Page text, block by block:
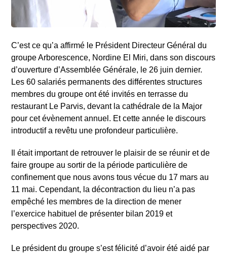
C’est ce qu’a affirmé le Président Directeur Général du
groupe Arborescence, Nordine El Miri, dans son discours
d’ouverture d’Assemblée Générale, le 26 juin dernier.
Les 60 salariés permanents des différentes structures
membres du groupe ont été invités en terrasse du
restaurant Le Parvis, devant la cathédrale de la Major
pour cet évènement annuel. Et cette année le discours
introductif a revêtu une profondeur particulière.
Il était important de retrouver le plaisir de se réunir et de
faire groupe au sortir de la période particulière de
confinement que nous avons tous vécue du 17 mars au
11 mai. Cependant, la décontraction du lieu n’a pas
empêché les membres de la direction de mener
l’exercice habituel de présenter bilan 2019 et
perspectives 2020.
Le président du groupe s’est félicité d’avoir été aidé par